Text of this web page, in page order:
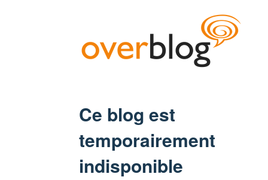
Ce blog est
temporairement
indisponible